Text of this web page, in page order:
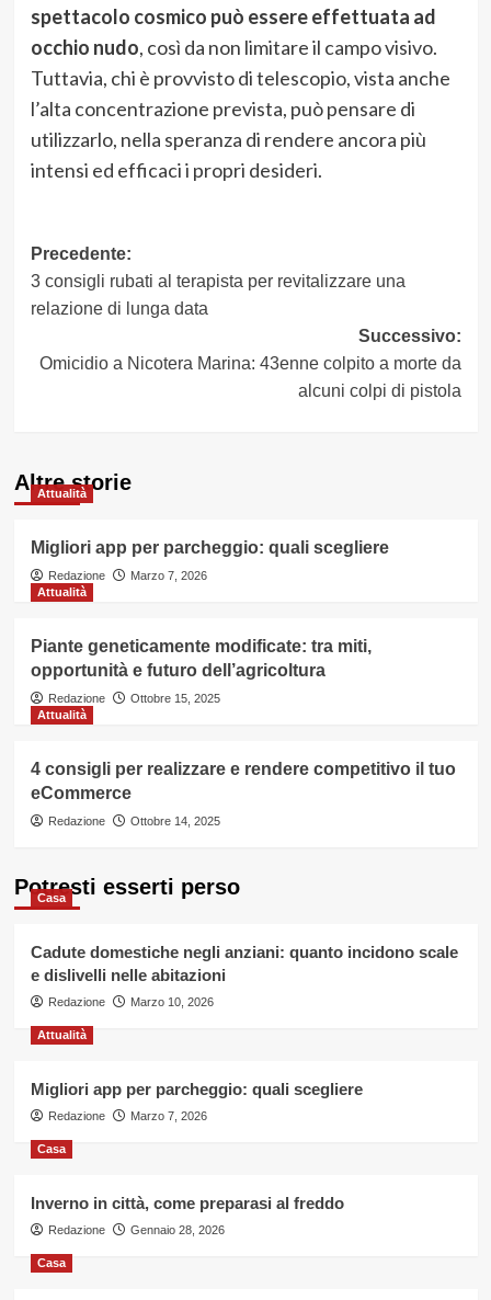
spettacolo cosmico può essere effettuata ad
occhio nudo, così da non limitare il campo visivo.
Tuttavia, chi è provvisto di telescopio, vista anche
l’alta concentrazione prevista, può pensare di
utilizzarlo, nella speranza di rendere ancora più
intensi ed efficaci i propri desideri.
Navigazione
articolo
Precedente:
3 consigli rubati al terapista per revitalizzare una
relazione di lunga data
Successivo:
Omicidio a Nicotera Marina: 43enne colpito a morte da
alcuni colpi di pistola
Altre storie
Attualità
Migliori app per parcheggio: quali scegliere
Redazione
Marzo 7, 2026
Attualità
Piante geneticamente modificate: tra miti,
opportunità e futuro dell’agricoltura
Redazione
Ottobre 15, 2025
Attualità
4 consigli per realizzare e rendere competitivo il tuo
eCommerce
Redazione Ottobre 14, 2025
Potresti esserti perso
Casa
Cadute domestiche negli anziani: quanto incidono scale
e dislivelli nelle abitazioni
Redazione Marzo 10, 2026
Attualità
Migliori app per parcheggio: quali scegliere
Redazione Marzo 7, 2026
Casa
Inverno in città, come preparasi al freddo
Redazione Gennaio 28, 2026
Casa